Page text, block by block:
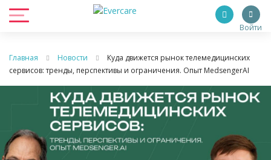
Войти
Главная Новости
Куда движется рынок телемедицинских
сервисов: тренды, перспективы и ограничения. Опыт MedsengerAI